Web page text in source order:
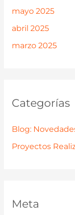
mayo 2025
abril 2025
marzo 2025
Categorías
Blog:
Proyectos
Meta